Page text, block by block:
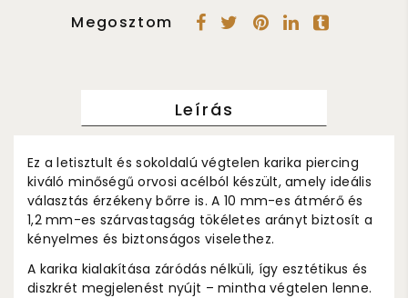
Megosztom
Leírás
Ez a letisztult és sokoldalú végtelen karika piercing
kiváló minőségű orvosi acélból készült, amely ideális
választás érzékeny bőrre is. A 10 mm-es átmérő és
1,2 mm-es szárvastagság tökéletes arányt biztosít a
kényelmes és biztonságos viselethez.
A karika kialakítása záródás nélküli, így esztétikus és
diszkrét megjelenést nyújt – mintha végtelen lenne.